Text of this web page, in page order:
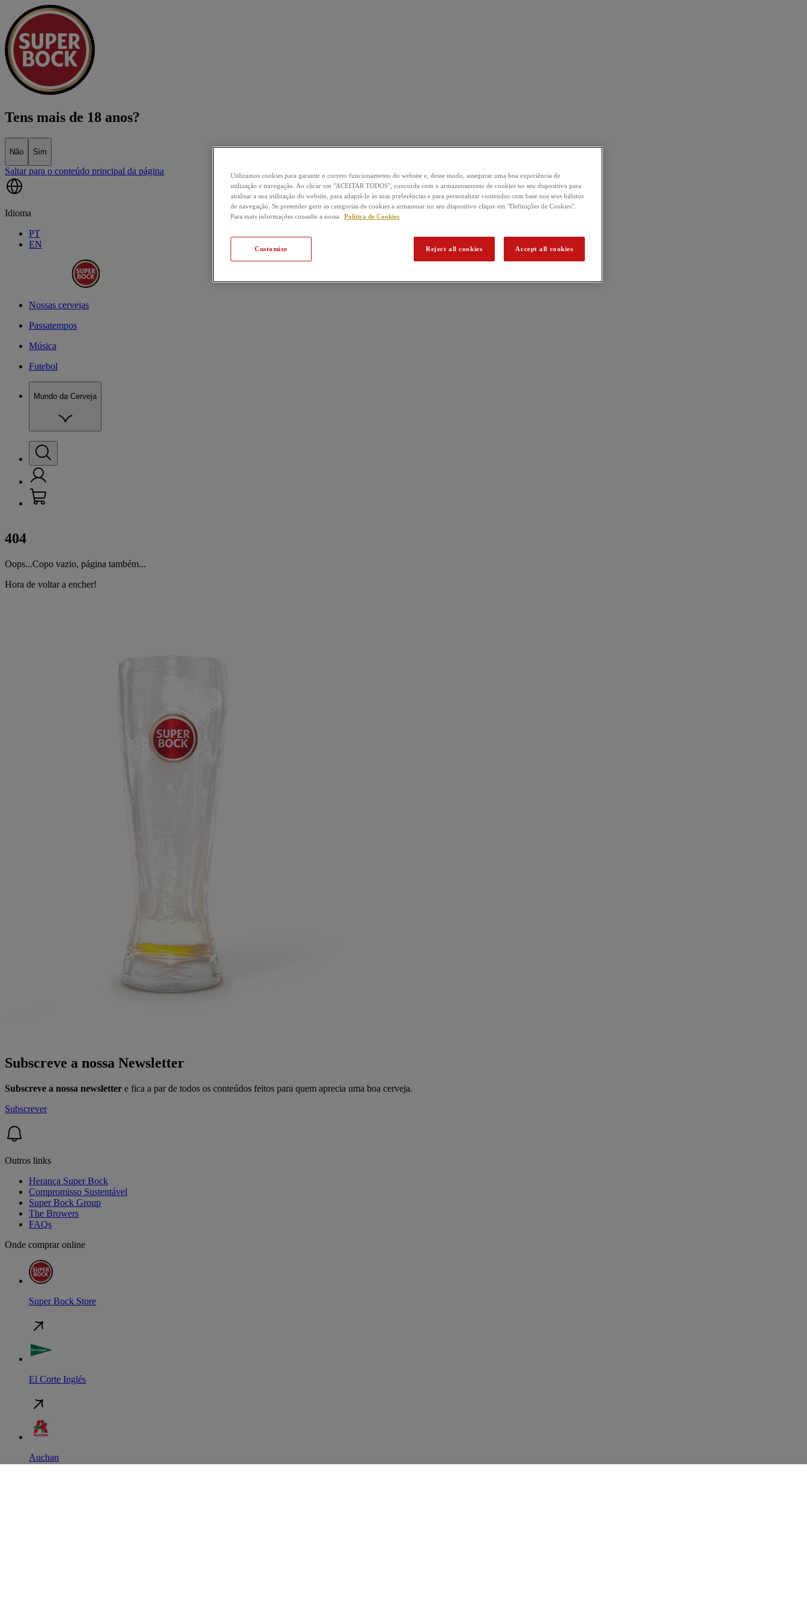
Tens mais de 18 anos?
Não Sim
Saltar para o conteúdo principal da página
Idioma
PT
EN
Nossas cervejas
Passatempos
Música
Futebol
Mundo da Cerveja
404
Oops...Copo vazio, página também...
Hora de voltar a encher!
Subscreve a nossa Newsletter
Subscreve a nossa newsletter e fica a par de todos os conteúdos feitos para quem aprecia uma boa cerveja.
Subscrever
Outros links
Herança Super Bock
Compromisso Sustentável
Super Bock Group
The Browers
FAQs
Onde comprar online
Super Bock Store
El Corte Inglés
Auchan
Utilizamos cookies para garantir o correto funcionamento do website e, desse modo, assegurar uma boa experiência de
utilização e navegação. Ao clicar em "ACEITAR TODOS", concorda com o armazenamento de cookies no seu dispositivo para
analisar a sua utilização do website, para adaptá-lo às suas preferências e para personalizar conteúdos com base nos seus hábitos
de navegação. Se pretender gerir as categorias de cookies a armazenar no seu dispositivo clique em "Definições de Cookies".
Para mais informações consulte a nossa
Política de Cookies
Reject all cookies Accept all cookies
Customize